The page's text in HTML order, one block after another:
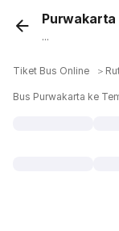
Purwakarta
...
Tiket Bus Online ＞
Bus Purwakarta ke